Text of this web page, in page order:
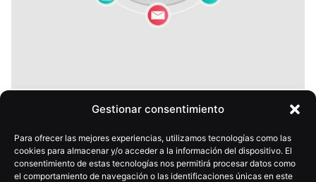
Gestionar consentimiento
Para ofrecer las mejores experiencias, utilizamos tecnologías como las
cookies para almacenar y/o acceder a la información del dispositivo. El
consentimiento de estas tecnologías nos permitirá procesar datos como
el comportamiento de navegación o las identificaciones únicas en este
28 mayo, 2026 6 min
diferencia que decide los resultados